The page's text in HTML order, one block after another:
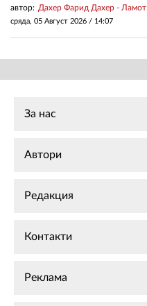
автор: Дахер Фарид Дахер - Ламот
сряда, 05 Август 2026 / 14:07
За нас
Автори
Редакция
Контакти
Реклама